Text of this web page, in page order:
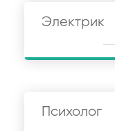
Электрик
Психолог